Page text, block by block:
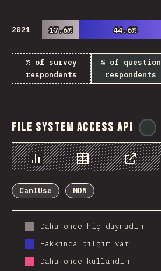
2021 17.6%
17.6% 44.6%
44.6%
% of survey
respondents
% of question
respondents
File System Access API
Chart Data Share
CanIUse
MDN
Daha önce hiç duymadım
Hakkında bilgim var
Daha önce kullandım